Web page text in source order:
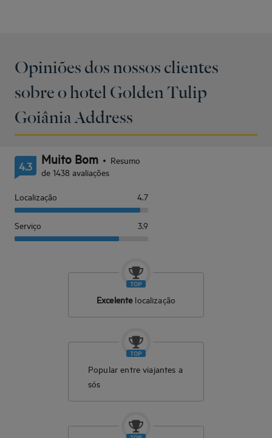
Opiniões dos nossos clientes
sobre o hotel Golden Tulip
Goiânia Address
4.3 Muito Bom
Resumo
de 1438 avaliações
Localização 4.7
Serviço 3.9
Excelentelocalização
Popular entre viajantes a
sós